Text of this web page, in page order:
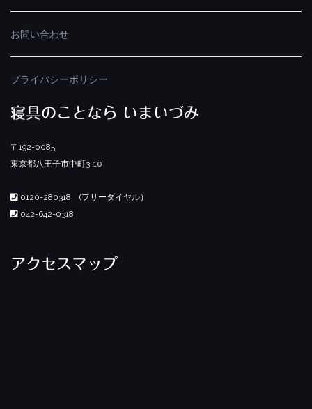
お問い合わせ
プライバシーポリシー
寝具のことなら いまいづみ
〒192-0085
東京都八王子市中町3-10
0120-280318 (フリーダイヤル）
042-642-0318
アクセスマップ